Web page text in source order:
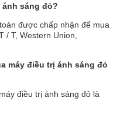
ánh sáng đỏ?
được chấp nhận để mua
/ T, Western Union,
máy điều trị ánh sáng đỏ
điều trị ánh sáng đỏ là